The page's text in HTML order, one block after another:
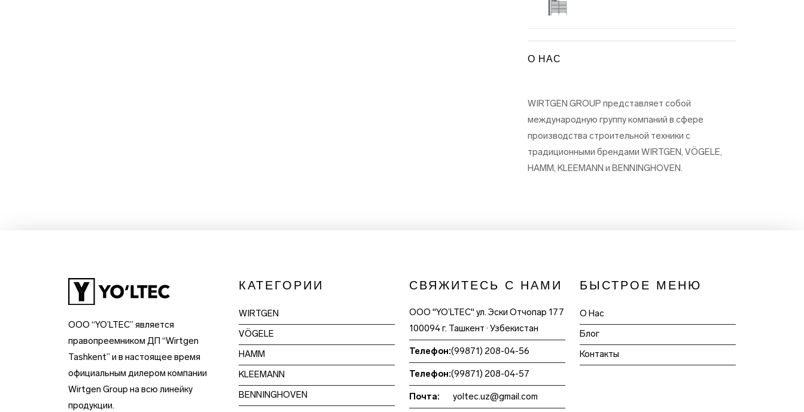
О НАС
WIRTGEN GROUP представляет собой
международную группу компаний в сфере
производства строительной техники с
традиционными брендами WIRTGEN, VÖGELE,
HAMM, KLEEMANN и BENNINGHOVEN.
OOO “YO’LTEC” является
правопреемником ДП “Wirtgen
Tashkent” и в настоящее время
официальным дилером компании
Wirtgen Group на всю линейку
продукции.
КАТЕГОРИИ
WIRTGEN
VÖGELE
HAMM
KLEEMANN
BENNINGHOVEN
СВЯЖИТЕСЬ С НАМИ
ООО "YO’LTEC" ул. Эски Отчопар 177
100094 г. Ташкент · Узбекистан
Телефон:(99871) 208-04-56
Телефон:(99871) 208-04-57
Почта: yoltec.uz@gmail.com
БЫСТРОЕ МЕНЮ
О Нас
Блог
Контакты